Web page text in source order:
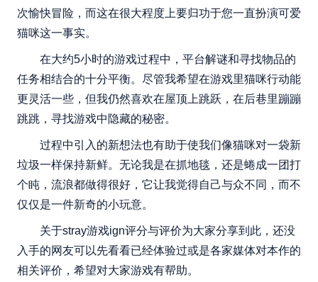
次愉快冒险，而这在很大程度上要归功于您一直扮演可爱
猫咪这一事实。
在大约5小时的游戏过程中，平台解谜和寻找物品的
任务相结合的十分平衡。尽管我希望在游戏里猫咪行动能
更灵活一些，但我仍然喜欢在屋顶上跳跃，在后巷里蹦蹦
跳跳，寻找游戏中隐藏的秘密。
过程中引入的新想法也有助于使我们像猫咪对一袋新
垃圾一样保持新鲜。无论我是在抓地毯，还是蜷成一团打
个盹，流浪都做得很好，它让我觉得自己与众不同，而不
仅仅是一件新奇的小玩意。
关于stray游戏ign评分与评价为大家分享到此，还没
入手的网友可以先看看已经体验过或是各家媒体对本作的
相关评价，希望对大家游戏有帮助。